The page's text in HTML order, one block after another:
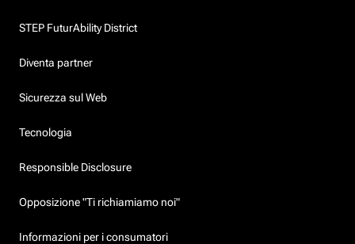
STEP FuturAbility District
Diventa partner
Sicurezza sul Web
Tecnologia
Responsible Disclosure
Opposizione "Ti richiamiamo noi"
Informazioni per i consumatori